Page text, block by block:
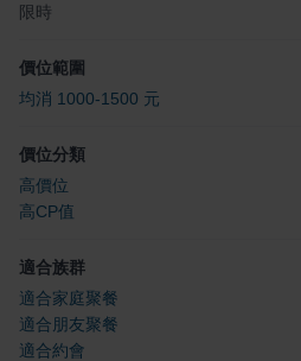
限時
價位範圍
均消 1000-1500 元
價位分類
高價位
高CP值
適合族群
適合家庭聚餐
適合朋友聚餐
適合約會